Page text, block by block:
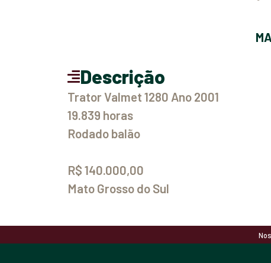
Descrição
Trator Valmet 1280 Ano 2001
19.839 horas
Rodado balão
R$ 140.000,00
Mato Grosso do Sul